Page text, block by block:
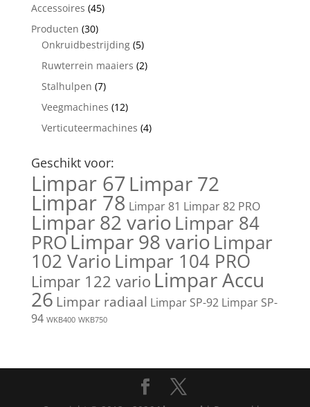
Accessoires (45)
Producten (30)
Onkruidbestrijding (5)
Ruwterrein maaiers (2)
Stalhulpen (7)
Veegmachines (12)
Verticuteermachines (4)
Geschikt voor:
Limpar 67 Limpar 72
Limpar 78 Limpar 81 Limpar 82 PRO
Limpar 82 varioLimpar 84
PROLimpar 98 varioLimpar
102 VarioLimpar 104 PRO
Limpar 122 vario Limpar Accu
26 Limpar radiaal Limpar SP-92 Limpar SP-
94 WKB400 WKB750